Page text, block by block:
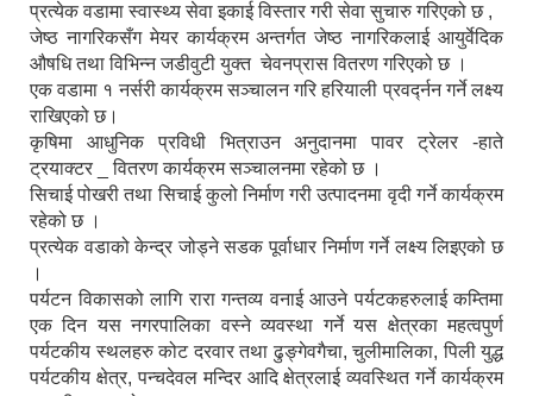
प्रत्येक वडामा स्वास्थ्य सेवा इकाई विस्तार गरी सेवा सुचारु गरिएको छ ,
जेष्ठ नागरिकसँग मेयर कार्यक्रम अन्तर्गत जेष्ठ नागरिकलाई आयुर्वेदिक
औषधि तथा विभिन्न जडीवुटी युक्त चेवनप्रास वितरण गरिएको छ ।
एक वडामा १ नर्सरी कार्यक्रम सञ्चालन गरि हरियाली प्रवर्द्नन गर्ने लक्ष्य
राखिएको छ।
कृषिमा आधुनिक प्रविधी भित्राउन अनुदानमा पावर ट्रेलर -हाते
ट्रयाक्टर _ वितरण कार्यक्रम सञ्चालनमा रहेको छ ।
सिचाई पोखरी तथा सिचाई कुलो निर्माण गरी उत्पादनमा वृदी गर्ने कार्यक्रम
रहेको छ ।
प्रत्येक वडाको केन्द्र जोड्ने सडक पूर्वाधार निर्माण गर्ने लक्ष्य लिइएको छ
।
पर्यटन विकासको लागि रारा गन्तव्य वनाई आउने पर्यटकहरुलाई कम्तिमा
एक दिन यस नगरपालिका वस्ने व्यवस्था गर्ने यस क्षेत्रका महत्वपुर्ण
पर्यटकीय स्थलहरु कोट दरवार तथा ढुङ्गेवगैचा, चुलीमालिका, पिली युद्ध
पर्यटकीय क्षेत्र, पन्चदेवल मन्दिर आदि क्षेत्रलाई व्यवस्थित गर्ने कार्यक्रम